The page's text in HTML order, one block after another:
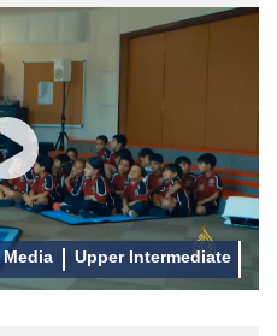
Upper Intermediate